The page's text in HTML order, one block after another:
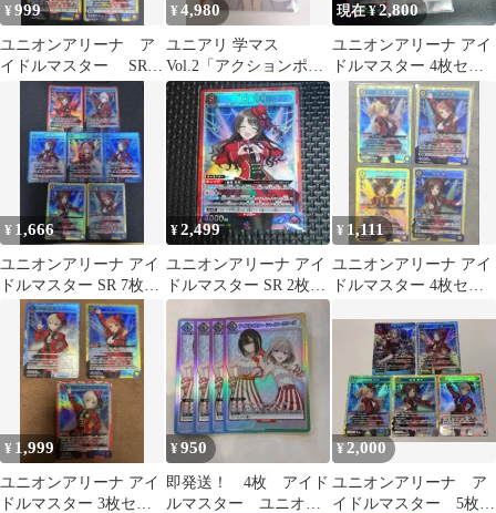
¥999
ユニオンアリーナ ア
イドルマスター SR
4枚セット
¥4,980
ユニアリ 学マス
Vol.2「アクションポイ
ント（倉本千奈）」
AP07
現在 ¥2,800
ユニオンアリーナ アイ
ドルマスター 4枚セッ
¥ 1,666
ユニオンアリーナ アイ
ドルマスター SR 7枚セ
ット まとめ売り
¥2,499
ユニオンアリーナ アイ
ドルマスター SR 2枚セ
ット
¥ 1,111
ユニオンアリーナ アイ
ドルマスター 4枚セッ
¥ 1,999
ユニオンアリーナ アイ
ドルマスター 3枚セッ
¥950
即発送！ 4枚 アイド
ルマスター ユニオン
¥2,000
ユニオンアリーナ ア
イドルマスター 5枚セ